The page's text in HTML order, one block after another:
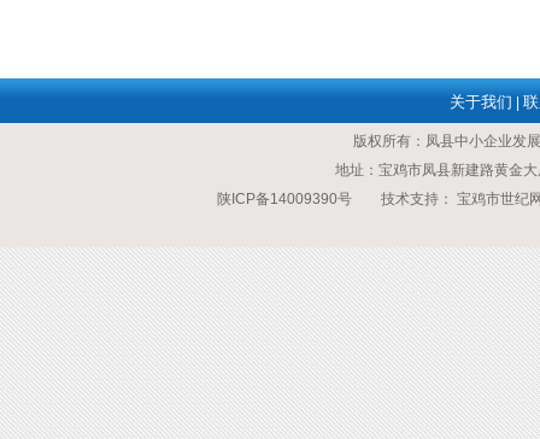
关于我们
版权所有：凤县中小企业
地址：宝鸡市凤县新建路黄
陕ICP备14009390号 技术支持： 宝鸡市世纪